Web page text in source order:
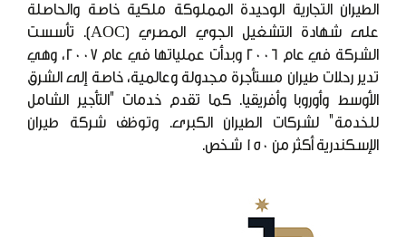
الطيران التجارية الوحيدة المملوكة ملكية خاصة والحاصلة
على شهادة التشغيل الجوي المصري (AOC). تأسست
الشركة في عام 2006 وبدأت عملياتها في عام 2007، وهي
تدير رحلات طيران مستأجرة مجدولة وعالمية، خاصة إلى الشرق
الأوسط وأوروبا وأفريقيا. كما تقدم خدمات "التأجير الشامل
للخدمة" لشركات الطيران الكبرى. وتوظف شركة طيران
الإسكندرية أكثر من 150 شخص.